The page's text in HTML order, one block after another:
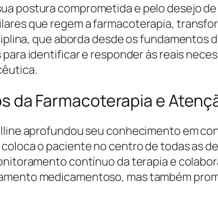
postura comprometida e pelo desejo
que regem a farmacoterapia,
que aborda desde os
identificar e responder às reais
da Farmacoterapia e
aprofundou seu conhecimento em
o paciente no centro de todas as
contínuo da terapia e
medicamentoso, mas também